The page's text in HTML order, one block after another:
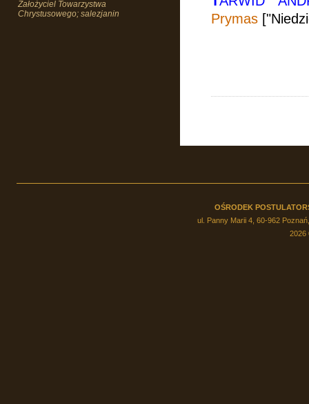
Założyciel Towarzystwa
Chrystusowego; salezjanin
Prymas
OŚRODEK
ul. Panny Marii 4, 60-962
2026